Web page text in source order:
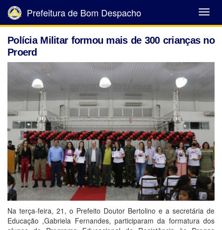
Abrir
Menu
Prefeitura de Bom Despacho
Polícia Militar formou mais de 300 crianças no
Proerd
Na terça-feira, 21, o Prefeito Doutor Bertolino e a secretária de
Educação ,Gabriela Fernandes, participaram da formatura dos